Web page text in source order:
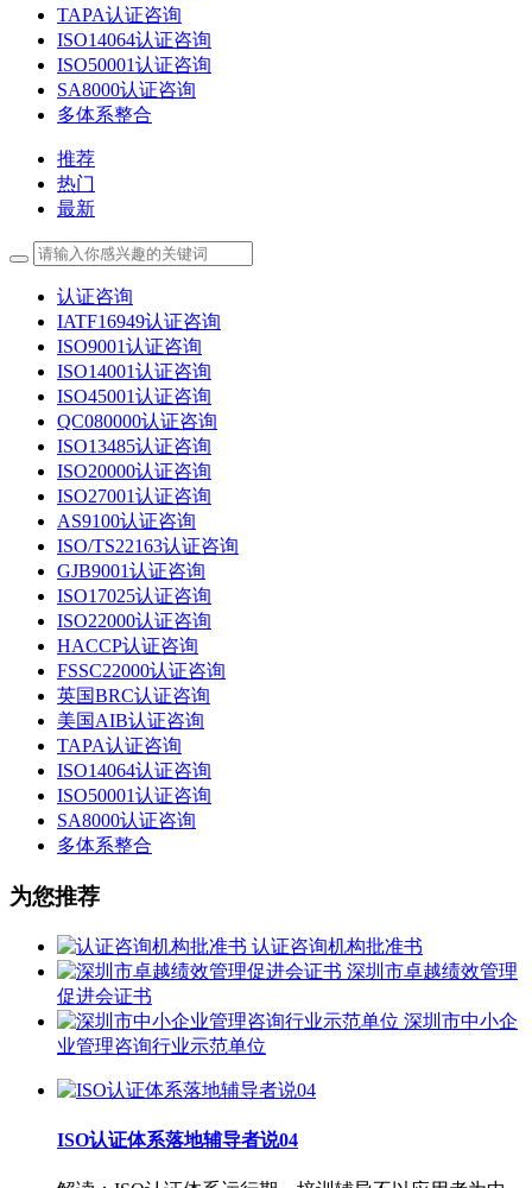
TAPA认证咨询
ISO14064认证咨询
ISO50001认证咨询
SA8000认证咨询
多体系整合
推荐
热门
最新
认证咨询
IATF16949认证咨询
ISO9001认证咨询
ISO14001认证咨询
ISO45001认证咨询
QC080000认证咨询
ISO13485认证咨询
ISO20000认证咨询
ISO27001认证咨询
AS9100认证咨询
ISO/TS22163认证咨询
GJB9001认证咨询
ISO17025认证咨询
ISO22000认证咨询
HACCP认证咨询
FSSC22000认证咨询
英国BRC认证咨询
美国AIB认证咨询
TAPA认证咨询
ISO14064认证咨询
ISO50001认证咨询
SA8000认证咨询
多体系整合
为您推荐
认证咨询机构批准书
深圳市卓越绩效管理
促进会证书
深圳市中小企
业管理咨询行业示范单位
ISO认证体系落地辅导者说04